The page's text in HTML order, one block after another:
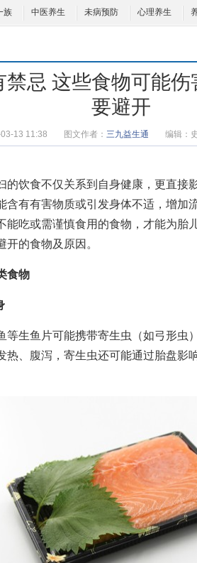
族 中医养生 未病预防 心理养生
禁忌 这些食物可能伤
要避开
13 11:38 图文作者： 三九益生通 编辑：
的饮食不仅关系到自身健康，更直接
含有有害物质或引发身体不适，增加
能吃或需谨慎食用的食物，才能为胎
开的食物及原因。
食物
生鱼片可能携带寄生虫（如弓形虫
热、腹泻，寄生虫还可能通过胎盘影